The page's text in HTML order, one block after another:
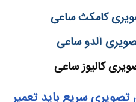
کامکث ساعی
آلدو ساعی
کالیوز ساعی
سریع باید تعمیر